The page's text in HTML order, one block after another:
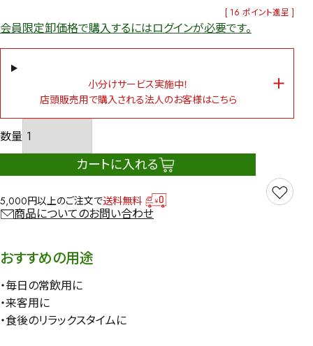
[ 16 ポイント進呈 ]
会員限定卸価格で購入するにはログインが必要です。
小分けサービス実施中！
店頭販売用で購入される法人のお客様はこちら
カートに入れる
5,000円以上のご注文で送料無料
商品についてのお問い合わせ
おすすめの用途
・毎日の常飲用に
・来客用に
・食後のリラックスタイムに